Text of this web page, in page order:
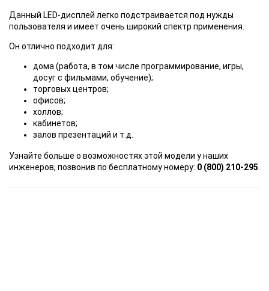
Данный LED-дисплей легко подстраивается под нужды
пользователя и имеет очень широкий спектр применения.
Он отлично подходит для:
дома (работа, в том числе программирование, игры,
досуг с фильмами, обучение);
торговых центров;
офисов;
холлов;
кабинетов;
залов презентаций и т.д.
Узнайте больше о возможностях этой модели у наших
инженеров, позвонив по бесплатному номеру: 0 (800) 210-295.